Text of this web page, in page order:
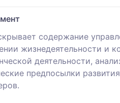
содержание
жизнедеятельности и
деятельности,
предпосылки